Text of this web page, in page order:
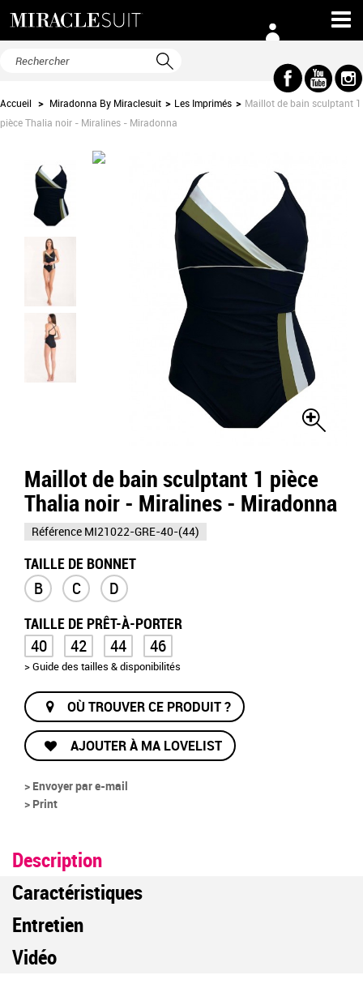
Accueil > Miradonna By Miraclesuit > Les Imprimés > Maillot de bain sculptant 1
pièce Thalia noir - Miralines - Miradonna
Maillot de bain sculptant 1 pièce
Thalia noir - Miralines - Miradonna
Référence MI21022-GRE-40-(44)
TAILLE DE BONNET
B C D
TAILLE DE PRÊT-À-PORTER
40 42 44 46
> Guide des tailles & disponibilités
OÙ TROUVER CE PRODUIT ?
AJOUTER À MA LOVELIST
> Envoyer par e-mail
> Print
Description
Caractéristiques
Entretien
Vidéo